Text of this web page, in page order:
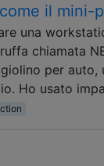
il mini-
una
chiamata
per
Ho usato